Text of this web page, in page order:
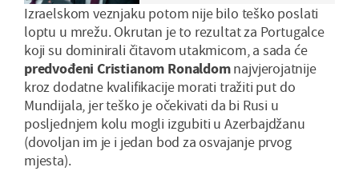
Izraelskom veznjaku potom nije bilo teško poslati
loptu u mrežu. Okrutan je to rezultat za Portugalce
koji su dominirali čitavom utakmicom, a sada će
predvođeni Cristianom Ronaldomnajvjerojatnije
kroz dodatne kvalifikacije morati tražiti put do
Mundijala, jer teško je očekivati da bi Rusi u
posljednjem kolu mogli izgubiti u Azerbajdžanu
(dovoljan im je i jedan bod za osvajanje prvog
mjesta).